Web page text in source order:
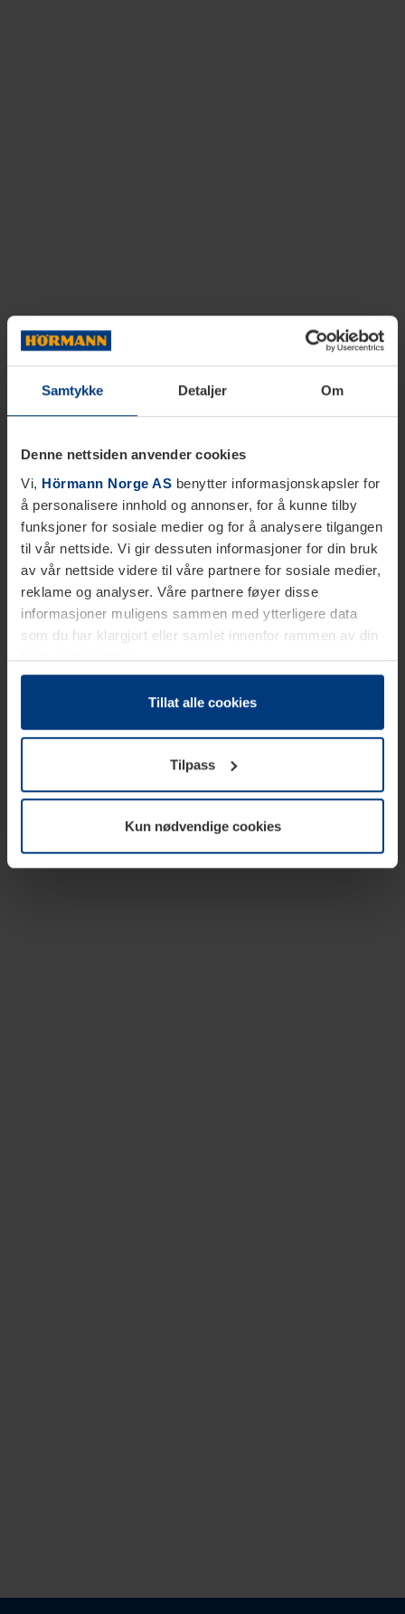
Samtykke Detaljer Om
Denne nettsiden anvender cookies
Vi, Hörmann Norge AS benytter informasjonskapsler for
å personalisere innhold og annonser, for å kunne tilby
funksjoner for sosiale medier og for å analysere tilgangen
til vår nettside. Vi gir dessuten informasjoner for din bruk
av vår nettside videre til våre partnere for sosiale medier,
reklame og analyser. Våre partnere føyer disse
informasjoner muligens sammen med ytterligere data
som du har klargjort eller samlet innenfor rammen av din
bruk av tjenestene.
Etter loven kan vi lagre informasjonskapsler på din
datamaskin, hvis disse er absolutt nødvendig for drift av
trenger vi din tillatelse. Du kan når som helst endre eller
tilbakekalle ditt samtykke i forklaringen av
informasjonskapselen på sidenPersonvernerklæringpå
Tillat alle cookies
Tilpass
Kun nødvendige cookies